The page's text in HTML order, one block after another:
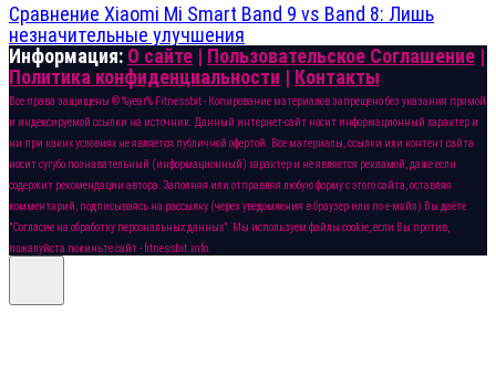
Сравнение Xiaomi Mi Smart Band 9 vs Band 8: Лишь
незначительные улучшения
Информация: О сайте | Пользовательское Соглашение |
Политика конфиденциальности | Контакты
Все права защищены © %year% Fitnessbit - Копирование материалов запрещено без указания прямой
и индексируемой ссылки на источник. Данный интернет-сайт носит информационный характер и
ни при каких условиях не является публичной офертой. Все материалы, ссылки или контент сайта
носит сугубо познавательный (информационный) характер и не является рекламой, даже если
содержит рекомендации автора. Заполняя или отправляя любую форму с этого сайта, оставляя
комментарий, подписываясь на рассылку (через уведомления в браузер или по е-майл) Вы даёте
"Согласие на обработку персональных данных". Мы используем файлы cookie, если Вы против,
пожалуйста покиньте сайт - fitnessbit.info.